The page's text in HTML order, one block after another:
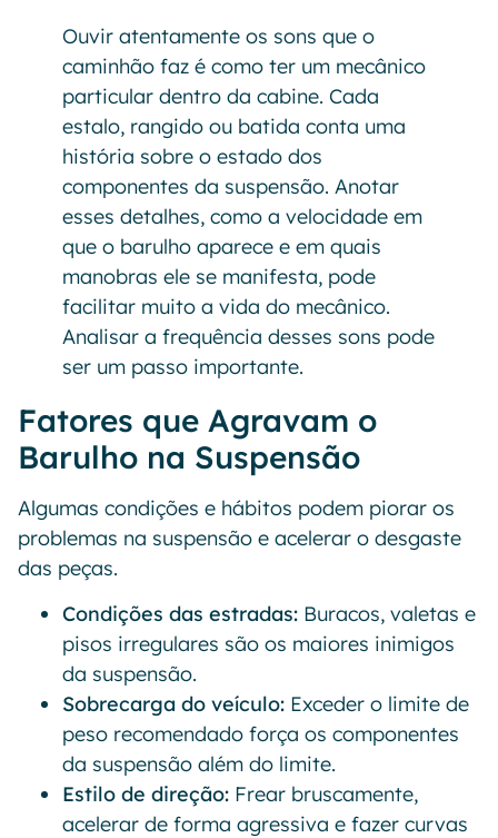
Ouvir atentamente os sons que o
caminhão faz é como ter um mecânico
particular dentro da cabine. Cada
estalo, rangido ou batida conta uma
história sobre o estado dos
componentes da suspensão. Anotar
esses detalhes, como a velocidade em
que o barulho aparece e em quais
manobras ele se manifesta, pode
facilitar muito a vida do mecânico.
Analisar a frequência desses sons pode
ser um passo importante.
Fatores que Agravam o
Barulho na Suspensão
Algumas condições e hábitos podem piorar os
problemas na suspensão e acelerar o desgaste
das peças.
Condições das estradas: Buracos, valetas e
pisos irregulares são os maiores inimigos
da suspensão.
Sobrecarga do veículo: Exceder o limite de
peso recomendado força os componentes
da suspensão além do limite.
Estilo de direção: Frear bruscamente,
acelerar de forma agressiva e fazer curvas